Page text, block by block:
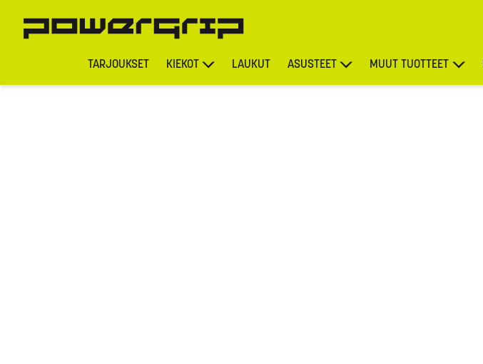
TARJOUKSET KIEKOT LAUKUT ASUSTEET MUUT TUOTTEET